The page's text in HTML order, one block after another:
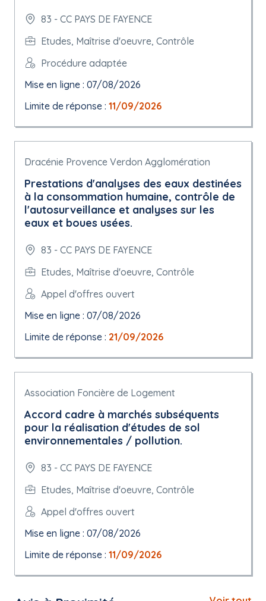
83 - CC PAYS DE FAYENCE
Etudes, Maîtrise d'oeuvre, Contrôle
Procédure adaptée
Mise en ligne : 07/08/2026
Limite de réponse : 11/09/2026
Dracénie Provence Verdon Agglomération
Prestations d'analyses des eaux destinées
à la consommation humaine, contrôle de
l'autosurveillance et analyses sur les
eaux et boues usées.
83 - CC PAYS DE FAYENCE
Etudes, Maîtrise d'oeuvre, Contrôle
Appel d'offres ouvert
Mise en ligne : 07/08/2026
Limite de réponse : 21/09/2026
Association Foncière de Logement
Accord cadre à marchés subséquents
pour la réalisation d'études de sol
environnementales / pollution.
83 - CC PAYS DE FAYENCE
Etudes, Maîtrise d'oeuvre, Contrôle
Appel d'offres ouvert
Mise en ligne : 07/08/2026
Limite de réponse : 11/09/2026